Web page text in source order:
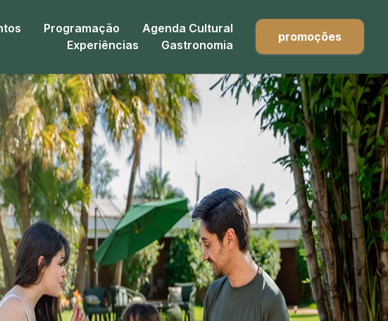
Programação
Agenda Cultural
Experiências
Gastronomia
promoções